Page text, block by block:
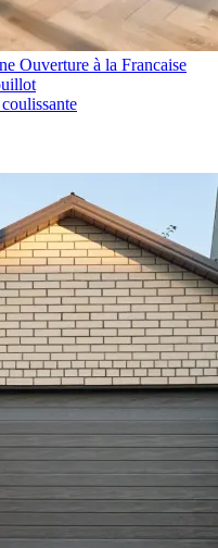
Ouverture à la Francaise